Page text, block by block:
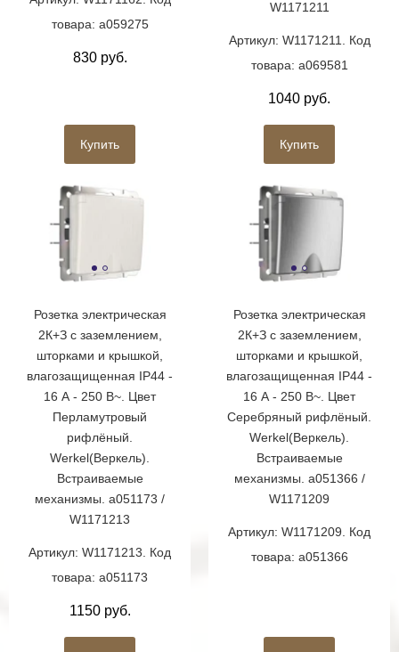
товара: a059275
830 руб.
Купить
W1171211
Артикул: W1171211. Код
товара: a069581
1040 руб.
Купить
Розетка электрическая
2К+З с заземлением,
шторками и крышкой,
влагозащищенная IP44 -
16 А - 250 В~. Цвет
Перламутровый
рифлёный.
Werkel(Веркель).
Встраиваемые
механизмы. a051173 /
W1171213
Артикул: W1171213. Код
товара: a051173
1150 руб.
Розетка электрическая
2К+З с заземлением,
шторками и крышкой,
влагозащищенная IP44 -
16 А - 250 В~. Цвет
Серебряный рифлёный.
Werkel(Веркель).
Встраиваемые
механизмы. a051366 /
W1171209
Артикул: W1171209. Код
товара: a051366